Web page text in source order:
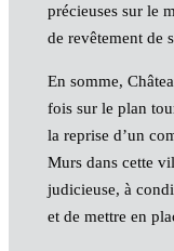
précieuses sur le
de revêtement de
En somme,
fois sur le plan
la reprise d’un
Murs dans cette
judicieuse, à
et de mettre en